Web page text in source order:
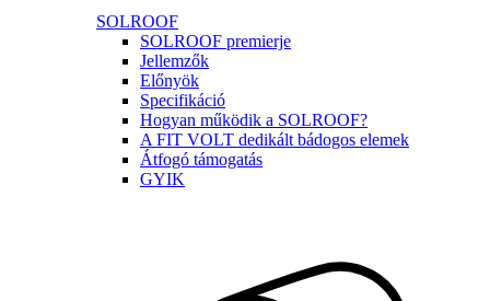
SOLROOF
SOLROOF premierje
Jellemzők
Előnyök
Specifikáció
Hogyan működik a SOLROOF?
A FIT VOLT dedikált bádogos elemek
Átfogó támogatás
GYIK